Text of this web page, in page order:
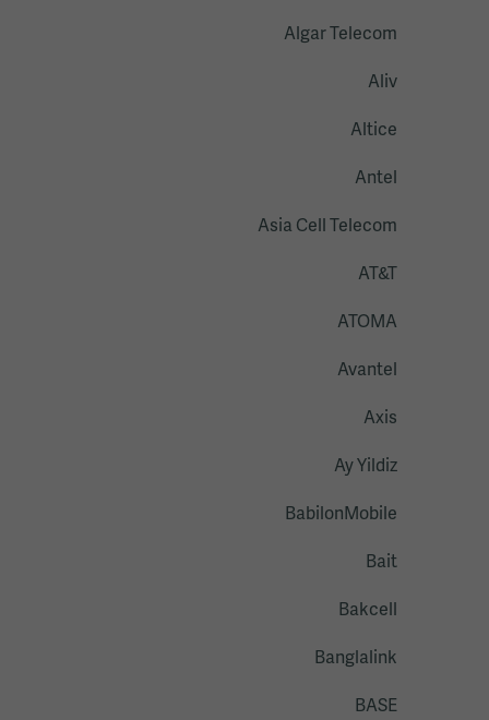
Algar Telecom
Aliv
Altice
Antel
Asia Cell Telecom
AT&T
ATOMA
Avantel
Axis
Ay Yildiz
BabilonMobile
Bait
Bakcell
Banglalink
BASE